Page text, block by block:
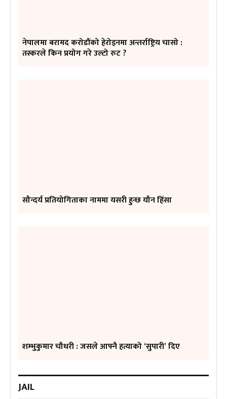
नेपालमा बरामद करोडौंको हेरोइनमा अन्तर्राष्ट्रिय चासो :
तस्करले किन प्रयोग गरे उल्टो रुट ?
सौन्दर्य प्रतियोगिताका नाममा यसरी हुन्छ यौन हिंसा
शम्भुकुमार चौधरी : जसले आफ्नै हत्याको ‘सुपारी’ दिए
JAIL